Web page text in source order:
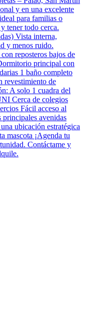
y en una excelente
para familias o
tener todo cerca.
Vista interna,
y menos ruido.
reposteros bajos de
principal con
1 baño completo
revestimiento de
A solo 1 cuadra del
Cerca de colegios
Fácil acceso al
avenidas
ubicación estratégica
mascota ¡Agenda tu
Contáctame y